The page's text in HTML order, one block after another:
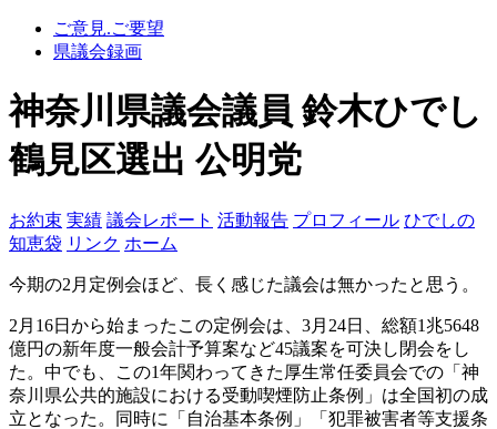
ご意見.ご要望
県議会録画
神奈川県議会議員 鈴木ひでし
鶴見区選出 公明党
お約束 実績 議会レポート 活動報告 プロフィール ひでしの
知恵袋 リンク ホーム
今期の2月定例会ほど、長く感じた議会は無かったと思う。
2月16日から始まったこの定例会は、3月24日、総額1兆5648
億円の新年度一般会計予算案など45議案を可決し閉会をし
た。中でも、この1年関わってきた厚生常任委員会での「神
奈川県公共的施設における受動喫煙防止条例」は全国初の成
立となった。同時に「自治基本条例」「犯罪被害者等支援条